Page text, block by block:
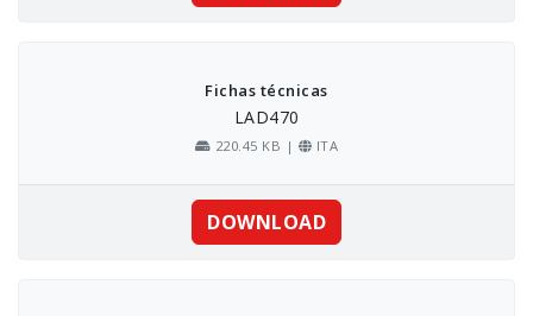
Fichas técnicas
LAD470
220.45 KB | ITA
DOWNLOAD